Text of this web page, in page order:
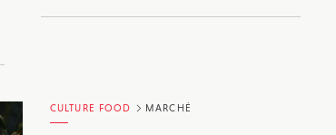
CULTURE FOOD MARCHÉ